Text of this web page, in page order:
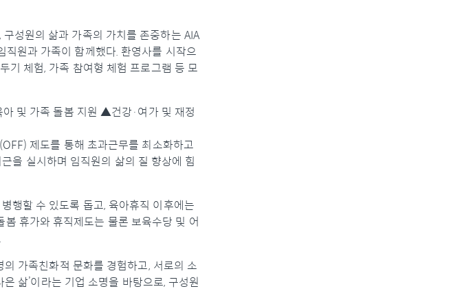
성원의 삶과 가족의 가치를 존중하는 AIA
원과 가족이 함께했다. 환영사를 시작으
기 체험, 가족 참여형 체험 프로그램 등 모
및 가족 돌봄 지원 ▲건강·여가 및 재정
제도를 통해 초과근무를 최소화하고
을 실시하며 임직원의 삶의 질 향상에 힘
행할 수 있도록 돕고, 육아휴직 이후에는
휴가와 휴직제도는 물론 보육수당 및 어
가족친화적 문화를 경험하고, 서로의 소
삶’이라는 기업 소명을 바탕으로, 구성원